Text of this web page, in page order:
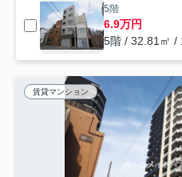
5階
6.9万円
5階 / 32.81㎡ /
賃貸マンション